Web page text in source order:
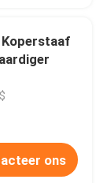
Koperstaaf
ons